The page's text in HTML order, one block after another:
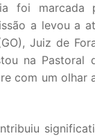
foi
a levou a
Juiz de
na Pastoral
com um